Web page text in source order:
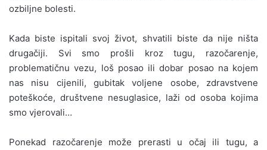
ozbiljne bolesti.
Kada biste ispitali svoj život, shvatili biste da nije ništa
drugačiji. Svi smo prošli kroz tugu, razočarenje,
problematičnu vezu, loš posao ili dobar posao na kojem
nas nisu cijenili, gubitak voljene osobe, zdravstvene
poteškoće, društvene nesuglasice, laži od osoba kojima
smo vjerovali…
Ponekad razočarenje može prerasti u očaj ili tugu, a